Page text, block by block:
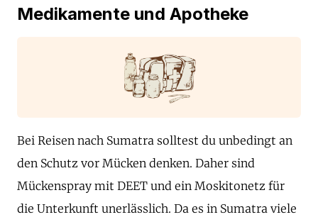
Medikamente und Apotheke
Bei Reisen nach Sumatra solltest du unbedingt an
den Schutz vor Mücken denken. Daher sind
Mückenspray mit DEET und ein Moskitonetz für
die Unterkunft unerlässlich. Da es in Sumatra viele